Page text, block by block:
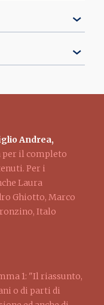
Andrea,
per il completo
Per i
Laura
Ghiotto, Marco
Italo
1: "Il riassunto,
o di parti di